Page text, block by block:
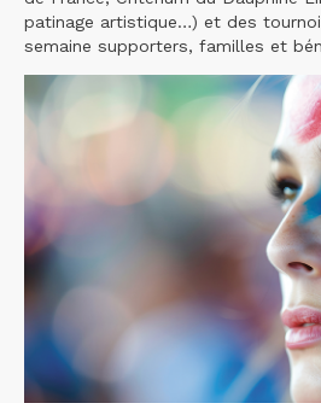
patinage artistique…) et des
semaine supporters, familles et